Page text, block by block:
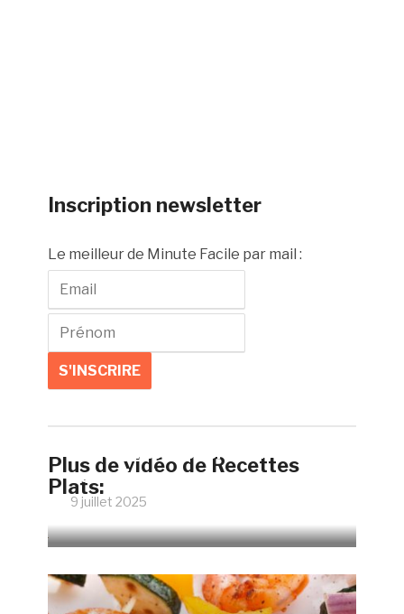
Inscription newsletter
Le meilleur de Minute Facile par mail :
Plus de vidéo de Recettes
Plats:
Faire un œuf poché parfait
sans vinaigre
9 juillet 2025